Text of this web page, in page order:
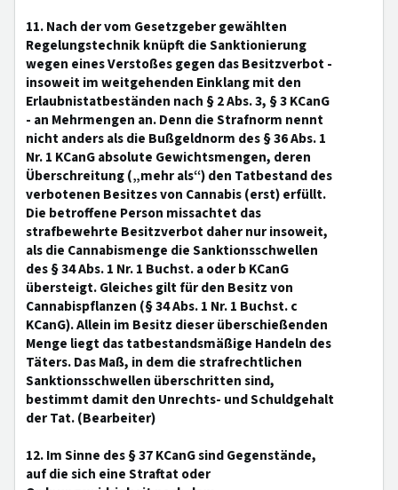
11. Nach der vom Gesetzgeber gewählten
Regelungstechnik knüpft die Sanktionierung
wegen eines Verstoßes gegen das Besitzverbot -
insoweit im weitgehenden Einklang mit den
Erlaubnistatbeständen nach § 2 Abs. 3, § 3 KCanG
- an Mehrmengen an. Denn die Strafnorm nennt
nicht anders als die Bußgeldnorm des § 36 Abs. 1
Nr. 1 KCanG absolute Gewichtsmengen, deren
Überschreitung („mehr als“) den Tatbestand des
verbotenen Besitzes von Cannabis (erst) erfüllt.
Die betroffene Person missachtet das
strafbewehrte Besitzverbot daher nur insoweit,
als die Cannabismenge die Sanktionsschwellen
des § 34 Abs. 1 Nr. 1 Buchst. a oder b KCanG
übersteigt. Gleiches gilt für den Besitz von
Cannabispflanzen (§ 34 Abs. 1 Nr. 1 Buchst. c
KCanG). Allein im Besitz dieser überschießenden
Menge liegt das tatbestandsmäßige Handeln des
Täters. Das Maß, in dem die strafrechtlichen
Sanktionsschwellen überschritten sind,
bestimmt damit den Unrechts- und Schuldgehalt
der Tat. (Bearbeiter)
12. Im Sinne des § 37 KCanG sind Gegenstände,
auf die sich eine Straftat oder